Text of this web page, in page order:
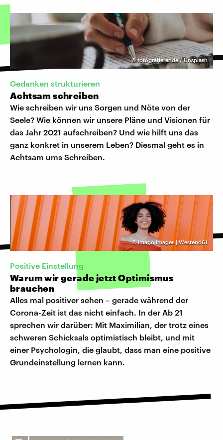
©fotografierende / Unsplash
Gedanken strukturieren
Achtsam schreiben
Wie schreiben wir uns Sorgen und Nöte von der
Seele? Wie können wir unsere Pläne und Visionen für
das Jahr 2021 aufschreiben? Und wie hilft uns das
ganz konkret in unserem Leben? Diesmal geht es in
Achtsam ums Schreiben.
©imago images | Westend61
Positive Einstellung
Warum wir gerade jetzt Optimismus
brauchen
Alles mal positiver sehen – gerade während der
Corona-Zeit ist das nicht einfach. In der Ab 21
sprechen wir darüber: Mit Maximilian, der trotz eines
schweren Schicksals optimistisch bleibt, und mit
einer Psychologin, die glaubt, dass man eine positive
Grundeinstellung lernen kann.